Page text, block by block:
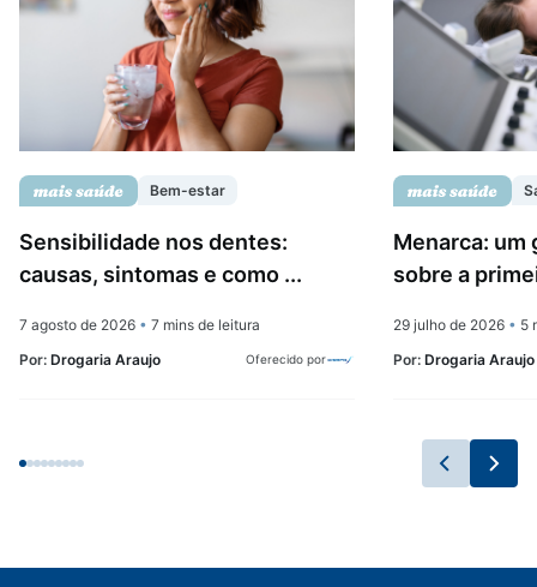
Bem-estar
Sensibilidade nos dentes:
causas, sintomas e como ...
7 agosto de 2026 • 7 mins de leitura
Por: Drogaria Araujo Oferecido por
Menarca: um
sobre a
29 julho de 2026 • 5
Por: Drogaria Araujo